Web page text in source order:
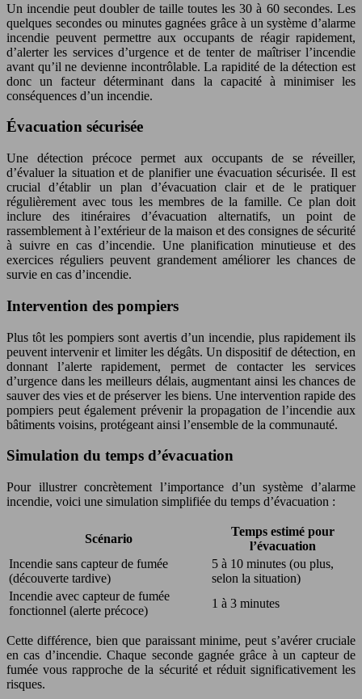
Un incendie peut doubler de taille toutes les 30 à 60 secondes. Les
quelques secondes ou minutes gagnées grâce à un système d’alarme
incendie peuvent permettre aux occupants de réagir rapidement,
d’alerter les services d’urgence et de tenter de maîtriser l’incendie
avant qu’il ne devienne incontrôlable. La rapidité de la détection est
donc un facteur déterminant dans la capacité à minimiser les
conséquences d’un incendie.
Évacuation sécurisée
Une détection précoce permet aux occupants de se réveiller,
d’évaluer la situation et de planifier une évacuation sécurisée. Il est
crucial d’établir un plan d’évacuation clair et de le pratiquer
régulièrement avec tous les membres de la famille. Ce plan doit
inclure des itinéraires d’évacuation alternatifs, un point de
rassemblement à l’extérieur de la maison et des consignes de sécurité
à suivre en cas d’incendie. Une planification minutieuse et des
exercices réguliers peuvent grandement améliorer les chances de
survie en cas d’incendie.
Intervention des pompiers
Plus tôt les pompiers sont avertis d’un incendie, plus rapidement ils
peuvent intervenir et limiter les dégâts. Un dispositif de détection, en
donnant l’alerte rapidement, permet de contacter les services
d’urgence dans les meilleurs délais, augmentant ainsi les chances de
sauver des vies et de préserver les biens. Une intervention rapide des
pompiers peut également prévenir la propagation de l’incendie aux
bâtiments voisins, protégeant ainsi l’ensemble de la communauté.
Simulation du temps d’évacuation
Pour illustrer concrètement l’importance d’un système d’alarme
incendie, voici une simulation simplifiée du temps d’évacuation :
Scénario
Temps estimé pour
l’évacuation
Incendie sans capteur de fumée
(découverte tardive)
5 à 10 minutes (ou plus,
selon la situation)
Incendie avec capteur de fumée
fonctionnel (alerte précoce)
1 à 3 minutes
Cette différence, bien que paraissant minime, peut s’avérer cruciale
en cas d’incendie. Chaque seconde gagnée grâce à un capteur de
fumée vous rapproche de la sécurité et réduit significativement les
risques.